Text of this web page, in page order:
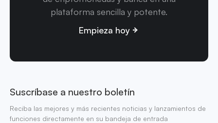
plataforma sencilla y potente.
Empieza hoy
Suscríbase a nuestro boletín
Reciba las mejores y más recientes noticias y lanzamientos de
funciones directamente en su bandeja de entrada